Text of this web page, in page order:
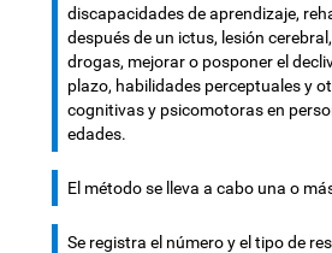
discapacidades de aprendizaje,
después de un ictus, lesión
drogas, mejorar o posponer el
plazo, habilidades perceptuales y
cognitivas y psicomotoras en
edades.
El método se lleva a cabo una o
Se registra el número y el tipo de